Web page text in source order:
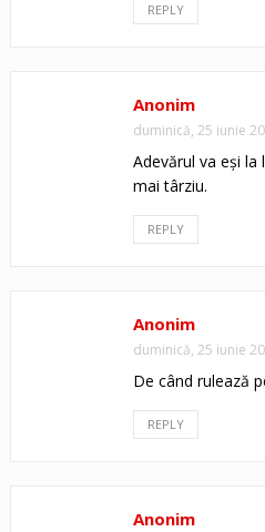
REPLY
Anonim
duminică, 25 iunie
Adevărul va eși la
mai târziu.
REPLY
Anonim
duminică, 25 iunie
De când rulează
REPLY
Anonim